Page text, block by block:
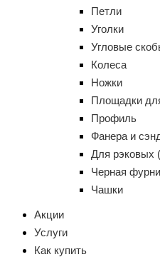
Петли
Уголки
Угловые
Колеса
Ножки
Площадки
Профиль
Фанера и
Для рэковых
Черная
Чашки
Акции
Услуги
Как купить